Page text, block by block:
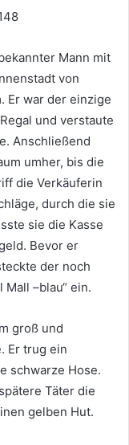
Mann mit
von
Er war der einzige
und verstaute
Anschließend
umher, bis die
die Verkäuferin
durch die sie
sie die Kasse
Bevor er
der noch
–blau“ ein.
groß und
Er trug ein
schwarze Hose.
Täter die
gelben Hut.